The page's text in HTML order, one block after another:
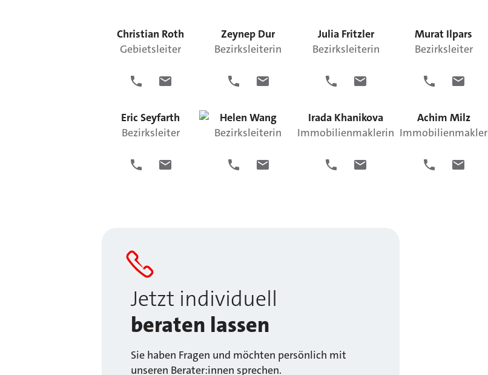
Christian Roth
Gebietsleiter
Zeynep Dur
Bezirksleiterin
Julia Fritzler
Bezirksleiterin
Murat Ilpars
Bezirksleiter
Eric Seyfarth
Bezirksleiter
Helen Wang
Bezirksleiterin
Irada Khanikova
Immobilienmaklerin
Achim Milz
Immobilienmakler
Jetzt individuell
beraten lassen
Sie haben Fragen und möchten persönlich mit
unseren Berater:innen sprechen.